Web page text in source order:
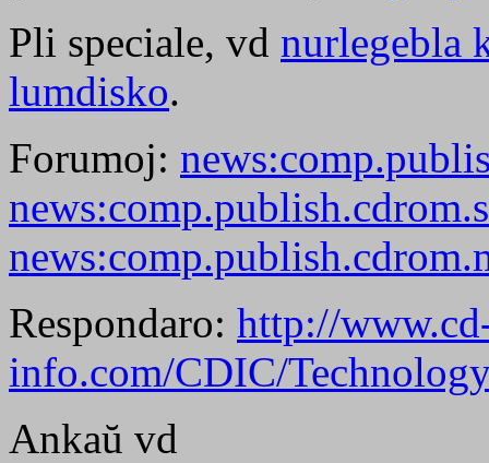
Pli speciale, vd nurlegebla
lumdisko.
Forumoj:
Respondaro: http://
info.com/CDIC/
Ankaŭ vd